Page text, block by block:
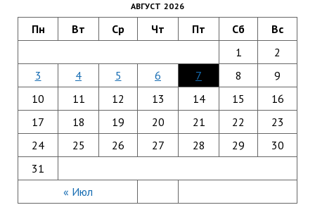
АВГУСТ 2026
Пн Вт Ср Чт Пт Сб Вс
« Июл
1
2
3
4 5 6 7 8
9
10
11 12 13 14 15
16
17
18 19 20 21 22
23
24
25 26 27 28 29
30
31